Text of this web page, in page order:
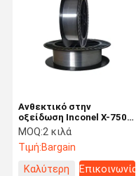
Ανθεκτικό στην
οξείδωση Inconel X-750
σύρμα ελατήρια για
αεροδιαστημικές
εφαρμογές υψηλών
θερμοκρασιών
MOQ:2 κιλά
Τιμή:Bargain
Καλύτερη
Επικοινωνία